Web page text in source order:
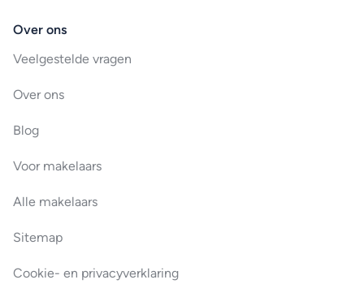
Over ons
Veelgestelde vragen
Over ons
Blog
Voor makelaars
Alle makelaars
Sitemap
Cookie- en privacyverklaring